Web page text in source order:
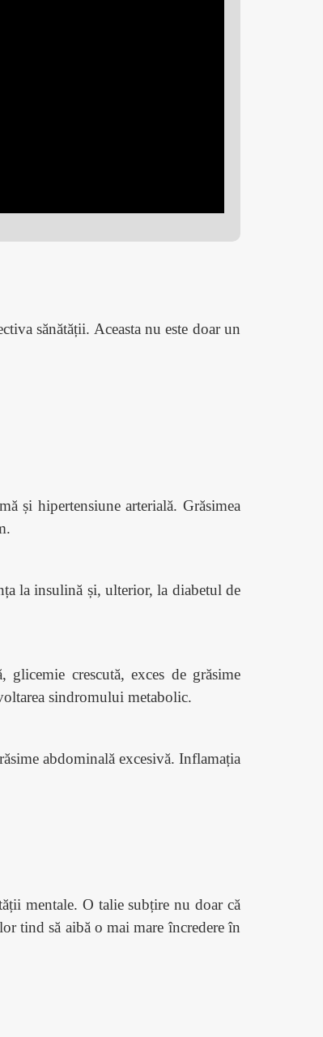
sănătății. Aceasta nu este doar un
și hipertensiune arterială. Grăsimea
la insulină și, ulterior, la diabetul de
crescută, exces de grăsime
sindromului metabolic.
abdominală excesivă. Inflamația
mentale. O talie subțire nu doar că
tind să aibă o mai mare încredere în